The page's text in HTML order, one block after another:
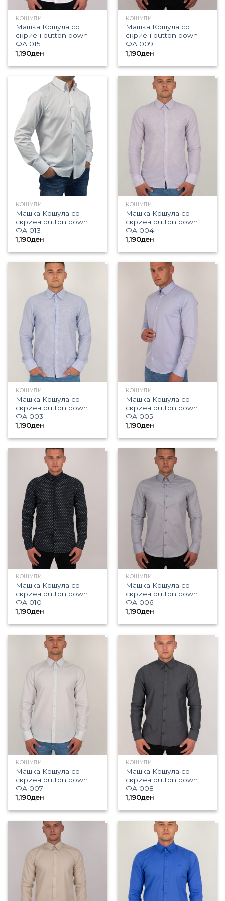
КОШУЛИ
Машка Кошула со
скриен button down
ФА 015
1,190ден
КОШУЛИ
Машка Кошула со
скриен button down
ФА 009
1,190ден
КОШУЛИ
Машка Кошула со
скриен button down
ФА 013
1,190ден
КОШУЛИ
Машка Кошула со
скриен button down
ФА 004
1,190ден
КОШУЛИ
Машка Кошула со
скриен button down
ФА 003
1,190ден
КОШУЛИ
Машка Кошула со
скриен button down
ФА 005
1,190ден
КОШУЛИ
Машка Кошула со
скриен button down
ФА 010
1,190ден
КОШУЛИ
Машка Кошула со
скриен button down
ФА 006
1,190ден
КОШУЛИ
Машка Кошула со
скриен button down
ФА 007
1,190ден
КОШУЛИ
Машка Кошула со
скриен button down
ФА 008
1,190ден